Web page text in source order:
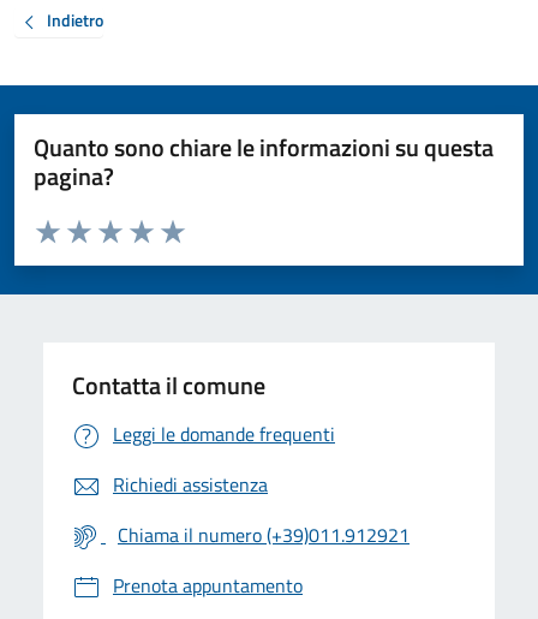
Indietro
Quanto sono chiare le informazioni su questa
pagina?
Valuta da 1 a 5 stelle la pagina
Valuta 5 stelle su 5
Valuta 4 stelle su 5
Valuta 3 stelle su 5
Valuta 2 stelle su 5
Valuta 1 stelle su 5
Contatta il comune
Leggi le domande frequenti
Richiedi assistenza
Chiama il numero (+39)011.912921
Prenota appuntamento